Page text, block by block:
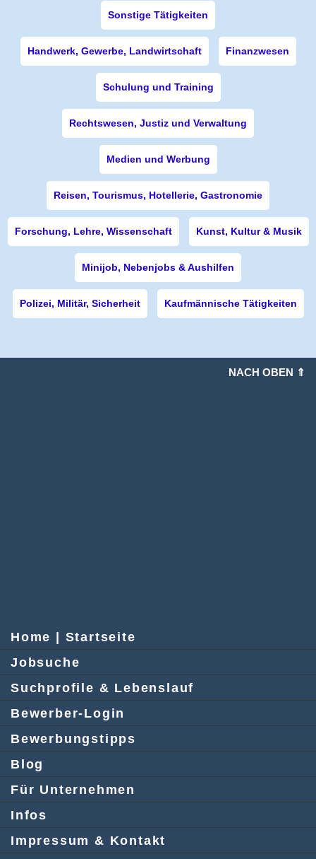
Sonstige Tätigkeiten
Handwerk, Gewerbe, Landwirtschaft Finanzwesen
Schulung und Training
Rechtswesen, Justiz und Verwaltung
Medien und Werbung
Reisen, Tourismus, Hotellerie, Gastronomie
Forschung, Lehre, Wissenschaft Kunst, Kultur & Musik
Minijob, Nebenjobs & Aushilfen
Polizei, Militär, Sicherheit Kaufmännische Tätigkeiten
NACH OBEN ⇑
Home | Startseite
Jobsuche
Suchprofile & Lebenslauf
Bewerber-Login
Bewerbungstipps
Blog
Für Unternehmen
Infos
Impressum & Kontakt